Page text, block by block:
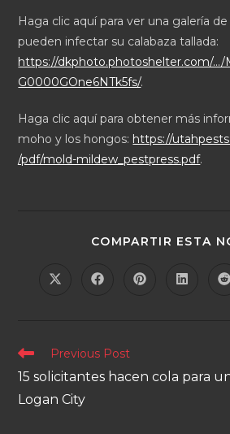
Haga clic aquí para ver una galería
pueden infectar su calabaza tallada:
https://dkphoto.photoshelter.com/…/
G0000GOne6NTk5fs/.
Haga clic aquí para obtener más
moho y los hongos: https://
/pdf/mold-mildew_pestpress.pdf.
COMPARTIR ESTA
Previous Post
15 solicitantes hacen cola para
Logan City